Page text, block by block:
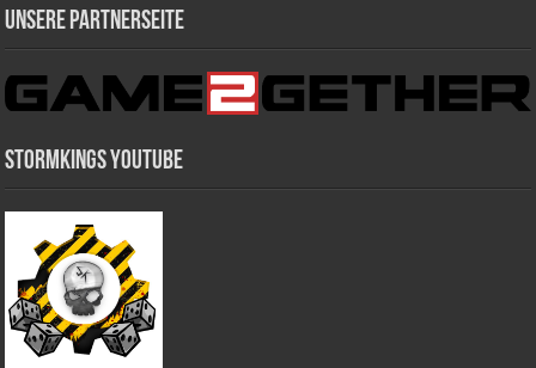
Unsere Partnerseite
Stormkings Youtube